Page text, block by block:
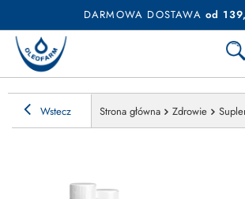
DARMOWA DOSTAWA od
Wstecz Strona główna Zdrowie